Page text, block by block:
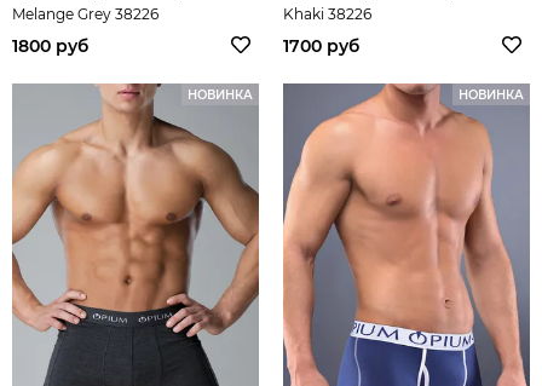
Melange Grey 38226
1800 руб
Khaki 38226
1700 руб
НОВИНКА НОВИНКА